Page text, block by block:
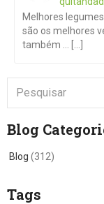
Melhores
são os melhores
também … [...]
Blog
Blog (312)
Tags